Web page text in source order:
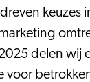
keuzes
delen wij
voor